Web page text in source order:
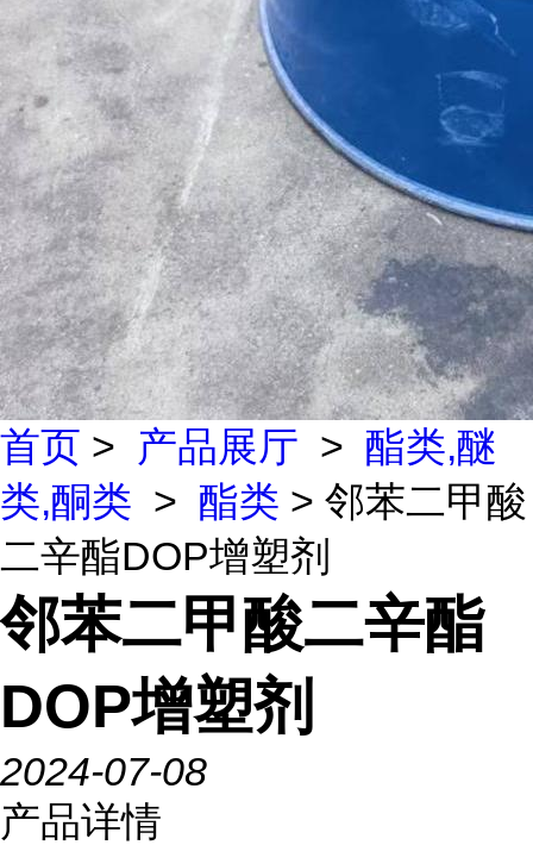
首页 > 产品展厅 > 酯类,醚
类,酮类 > 酯类 > 邻苯二甲酸
二辛酯DOP增塑剂
邻苯二甲酸二辛酯
DOP增塑剂
2024-07-08
产品详情